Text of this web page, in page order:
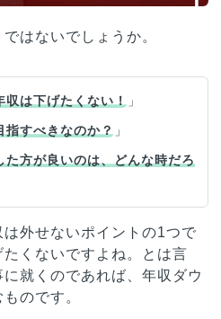
はないでしょうか。
は下げたくない！ 」
すべきなのか？ 」
方が良いのは、どんな時だろ
外せないポイントの1つで
くないですよね。とは言
就くのであれば、年収ダウ
のです。